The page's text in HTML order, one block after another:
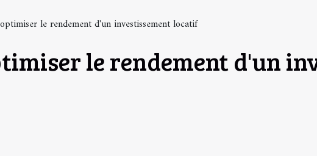
le rendement d'un investissement locatif
le rendement d'un